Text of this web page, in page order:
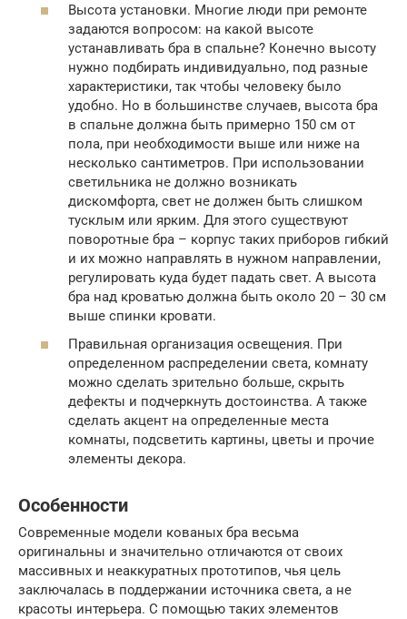
Высота установки. Многие люди при ремонте
задаются вопросом: на какой высоте
устанавливать бра в спальне? Конечно высоту
нужно подбирать индивидуально, под разные
характеристики, так чтобы человеку было
удобно. Но в большинстве случаев, высота бра
в спальне должна быть примерно 150 см от
пола, при необходимости выше или ниже на
несколько сантиметров. При использовании
светильника не должно возникать
дискомфорта, свет не должен быть слишком
тусклым или ярким. Для этого существуют
поворотные бра – корпус таких приборов гибкий
и их можно направлять в нужном направлении,
регулировать куда будет падать свет. А высота
бра над кроватью должна быть около 20 – 30 см
выше спинки кровати.
Правильная организация освещения. При
определенном распределении света, комнату
можно сделать зрительно больше, скрыть
дефекты и подчеркнуть достоинства. А также
сделать акцент на определенные места
комнаты, подсветить картины, цветы и прочие
элементы декора.
Особенности
Современные модели кованых бра весьма
оригинальны и значительно отличаются от своих
массивных и неаккуратных прототипов, чья цель
заключалась в поддержании источника света, а не
красоты интерьера. С помощью таких элементов